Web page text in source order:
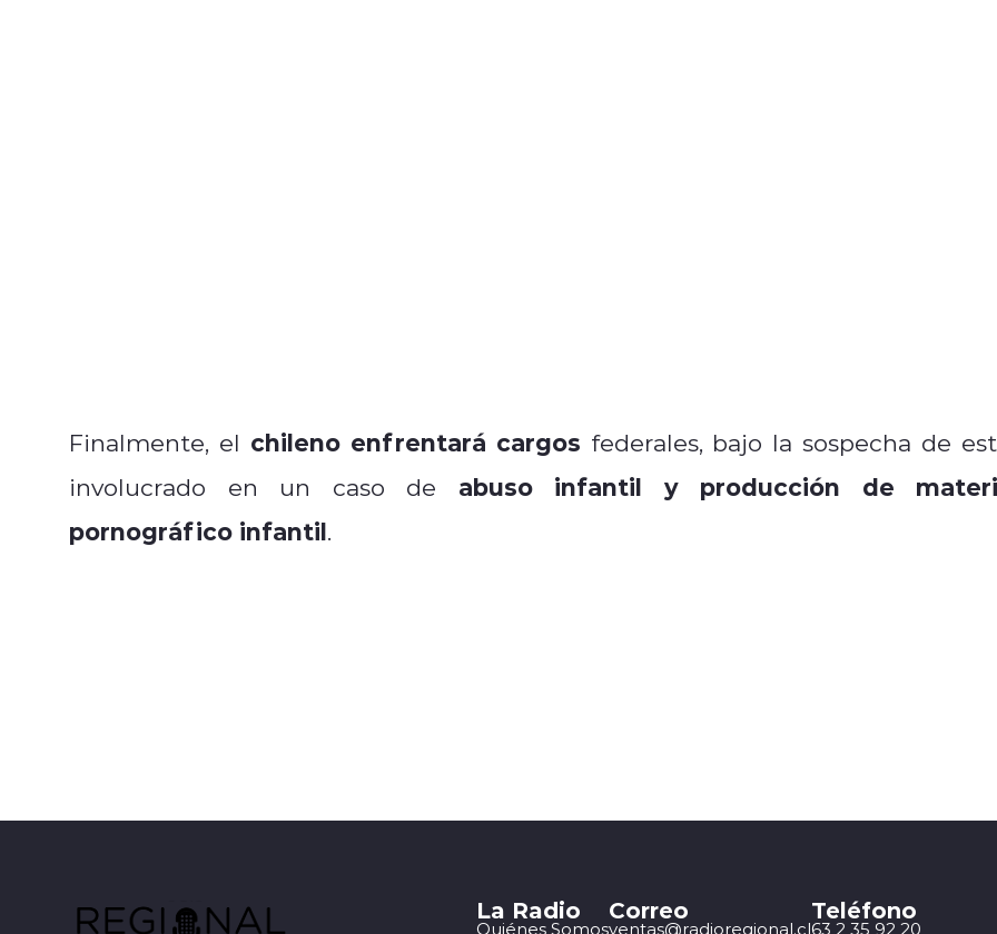
Finalmente, el chileno enfrentará cargos federales, bajo la sospecha de
involucrado en un caso de abuso infantil y producción de
pornográfico infantil.
La Radio
Quiénes Somos
Correo
ventas@radioregional.cl
Teléfono
63 2 35 92 20